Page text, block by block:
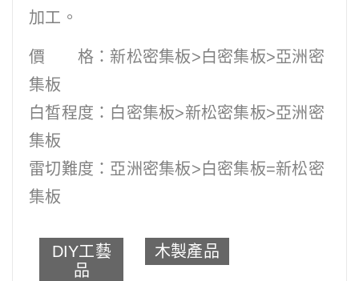
加工。
價 格：新松密集板>白密集板>亞洲密
集板
白皙程度：白密集板>新松密集板>亞洲密
集板
雷切難度：亞洲密集板>白密集板=新松密
集板
DIY工藝
品
木製產品